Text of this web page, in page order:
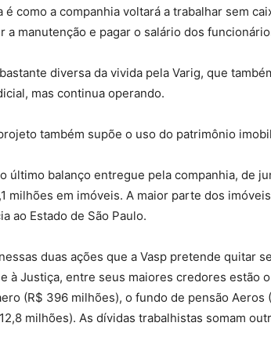
é como a companhia voltará a trabalhar sem
a manutenção e pagar o salário dos
diversa da vivida pela Varig, que
mas continua operando.
também supõe o uso do patrimônio
último balanço entregue pela companhia, de
milhões em imóveis. A maior parte dos
ao Estado de São Paulo.
duas ações que a Vasp pretende quitar
à Justiça, entre seus maiores credores estão
(R$ 396 milhões), o fundo de pensão Aeros
milhões). As dívidas trabalhistas somam